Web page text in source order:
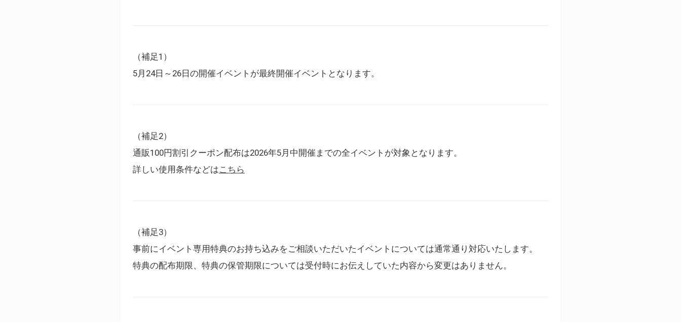
（補足1）
5月24日～26日の開催イベントが最終開催イベントとなります。
（補足2）
通販100円割引クーポン配布は2026年5月中開催までの全イベントが対象となります。
詳しい使用条件などはこちら
（補足3）
事前にイベント専用特典のお持ち込みをご相談いただいたイベントについては通常通り対応いたします。
特典の配布期限、特典の保管期限については受付時にお伝えしていた内容から変更はありません。